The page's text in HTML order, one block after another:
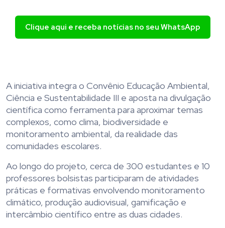
Clique aqui e receba notícias no seu WhatsApp
A iniciativa integra o Convênio Educação Ambiental,
Ciência e Sustentabilidade III e aposta na divulgação
científica como ferramenta para aproximar temas
complexos, como clima, biodiversidade e
monitoramento ambiental, da realidade das
comunidades escolares.
Ao longo do projeto, cerca de 300 estudantes e 10
professores bolsistas participaram de atividades
práticas e formativas envolvendo monitoramento
climático, produção audiovisual, gamificação e
intercâmbio científico entre as duas cidades.